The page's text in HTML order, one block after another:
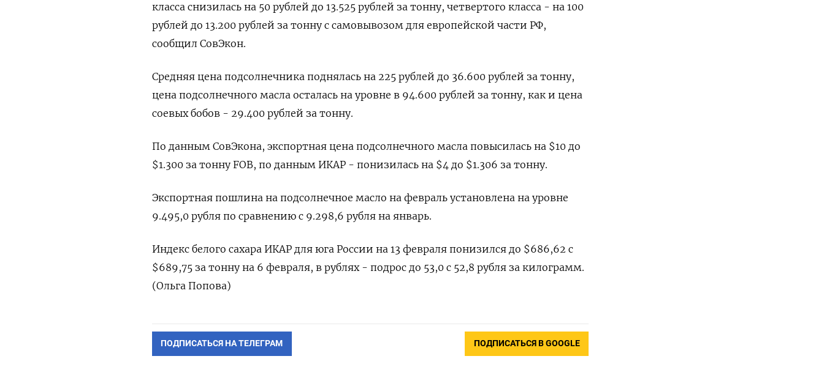
класса снизилась на 50 рублей до 13.525 рублей за тонну, четвертого класса - на 100
рублей до 13.200 рублей за тонну с самовывозом для европейской части РФ,
сообщил СовЭкон.
Средняя цена подсолнечника поднялась на 225 рублей до 36.600 рублей за тонну,
цена подсолнечного масла осталась на уровне в 94.600 ​рублей за тонну, как и цена
⁠соевых бобов - 29.400 рублей за тонну.
По данным СовЭкона, экспортная цена подсолнечного масла повысилась на $10 до
$1.300 за тонну FOB, по данным ИКАР - понизилась на $4 ‌до $1.306 за тонну.
Экспортная пошлина на подсолнечное масло на февраль установлена на уровне
9.495,0 рубля ‌по сравнению с 9.298,6 рубля на январь.
Индекс белого сахара ИКАР для юга России на 13 февраля понизился ​до $686,62 с
$689,75 за тонну на 6 февраля, в рублях - подрос до ‌53,0 с 52,8 рубля за килограмм.
(Ольга Попова)
ПОДПИСАТЬСЯ НА ТЕЛЕГРАМ ПОДПИСАТЬСЯ В GOOGLE